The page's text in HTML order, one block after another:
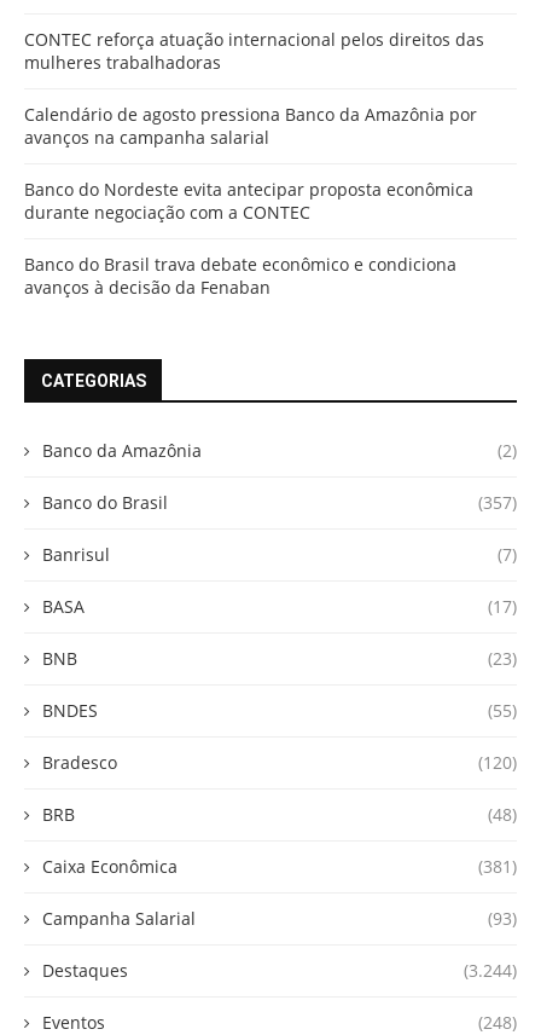
CONTEC reforça atuação internacional pelos direitos das
mulheres trabalhadoras
Calendário de agosto pressiona Banco da Amazônia por
avanços na campanha salarial
Banco do Nordeste evita antecipar proposta econômica
durante negociação com a CONTEC
Banco do Brasil trava debate econômico e condiciona
avanços à decisão da Fenaban
CATEGORIAS
Banco da Amazônia (2)
Banco do Brasil (357)
Banrisul (7)
BASA (17)
BNB (23)
BNDES (55)
Bradesco (120)
BRB (48)
Caixa Econômica (381)
Campanha Salarial (93)
Destaques (3.244)
Eventos (248)